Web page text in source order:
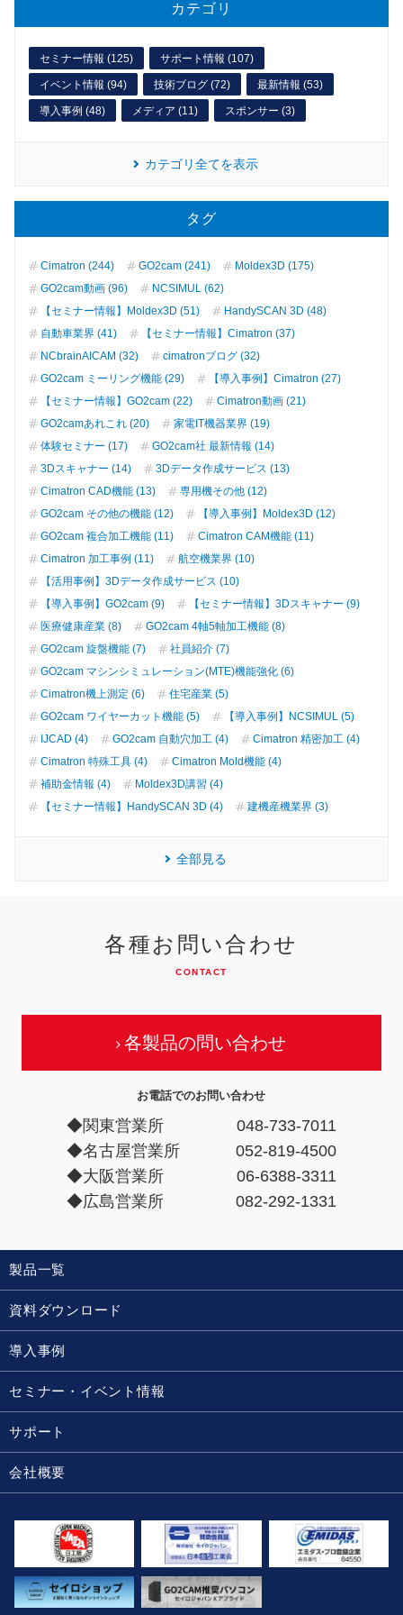
カテゴリ
セミナー情報 (125) サポート情報 (107)
イベント情報 (94) 技術ブログ (72) 最新情報 (53)
導入事例 (48) メディア (11) スポンサー (3)
カテゴリ全てを表示
タグ
Cimatron (244) GO2cam (241)
Moldex3D (175)
GO2cam動画 (96)
NCSIMUL (62)
【セミナー情報】Moldex3D (51)
HandySCAN 3D (48)
自動車業界 (41)
【セミナー情報】Cimatron (37)
NCbrainAICAM (32)
cimatronブログ (32)
GO2cam ミーリング機能 (29)
【導入事例】Cimatron (27)
【セミナー情報】GO2cam (22)
Cimatron動画 (21)
GO2camあれこれ (20)
家電IT機器業界 (19)
体験セミナー (17)
GO2cam社 最新情報 (14)
3Dスキャナー (14)
3Dデータ作成サービス (13)
Cimatron CAD機能 (13)
専用機その他 (12)
GO2cam その他の機能 (12)
【導入事例】Moldex3D (12)
GO2cam 複合加工機能 (11)
Cimatron CAM機能 (11)
Cimatron 加工事例 (11)
航空機業界 (10)
【活用事例】3Dデータ作成サービス (10)
【導入事例】GO2cam (9)
【セミナー情報】3Dスキャナー (9)
医療健康産業 (8)
GO2cam 4軸5軸加工機能 (8)
GO2cam 旋盤機能 (7)
社員紹介 (7)
GO2cam マシンシミュレーション(MTE)機能強化 (6)
Cimatron機上測定 (6)
住宅産業 (5)
GO2cam ワイヤーカット機能 (5)
【導入事例】NCSIMUL (5)
IJCAD (4)
GO2cam 自動穴加工 (4)
Cimatron 精密加工 (4)
Cimatron 特殊工具 (4)
Cimatron Mold機能 (4)
補助金情報 (4)
Moldex3D講習 (4)
【セミナー情報】HandySCAN 3D (4)
建機産機業界 (3)
全部見る
各種お問い合わせ
CONTACT
各製品の問い合わせ
お電話でのお問い合わせ
◆関東営業所
048-733-7011
◆名古屋営業所
052-819-4500
◆大阪営業所
06-6388-3311
◆広島営業所
082-292-1331
製品一覧
資料ダウンロード
導入事例
セミナー・イベント情報
サポート
会社概要